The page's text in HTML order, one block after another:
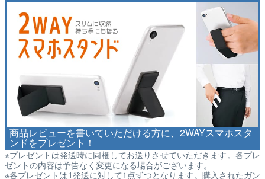
商品レビューを書いていただける方に、2WAYスマホスタ
ンドをプレゼント！
※プレゼントは発送時に同梱してお送りさせていただきます。各プレ
ゼントの内容は予告なく変更になる場合がございます。
※各プレゼントは1発送に対して1点ずつとなります。購入されたガン